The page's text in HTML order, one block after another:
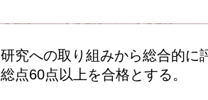
研究への取り組みから総合的に
総点60点以上を合格とする。